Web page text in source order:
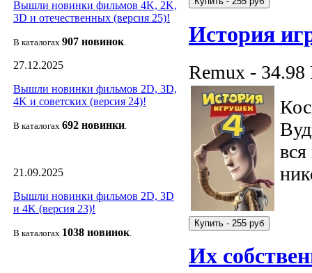
Вышли новинки фильмов 4K, 2K,
3D и отечественных (версия 25)!
В каталогах 907 новинок.
27.12.2025
Вышли новинки фильмов 2D, 3D,
4K и советских (версия 24)!
В каталогах 692 новинки.
21.09.2025
Вышли новинки фильмов 2D, 3D
и 4K (версия 23)!
В каталогах 1038 новинок.
История
Remux - 34.98
Их